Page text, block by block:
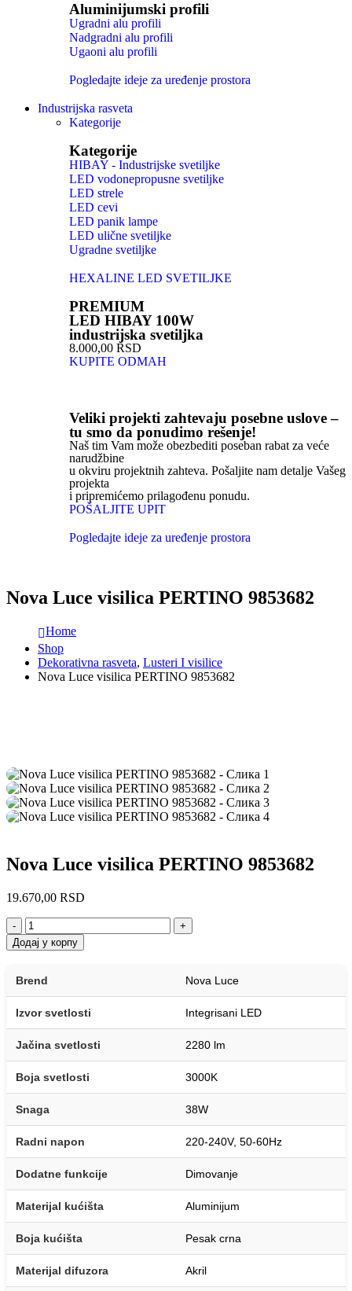
Aluminijumski profili
Ugradni alu profili
Nadgradni alu profili
Ugaoni alu profili
Pogledajte ideje za uređenje prostora
Industrijska rasveta
Kategorije
Kategorije
HIBAY - Industrijske svetiljke
LED vodonepropusne svetiljke
LED strele
LED cevi
LED panik lampe
LED ulične svetiljke
Ugradne svetiljke
HEXALINE LED SVETILJKE
PREMIUM
LED HIBAY 100W
industrijska svetiljka
8.000,00 RSD
KUPITE ODMAH
Veliki projekti zahtevaju posebne uslove –
tu smo da ponudimo rešenje!
Naš tim Vam može obezbediti poseban rabat za veće
narudžbine
u okviru projektnih zahteva. Pošaljite nam detalje Vašeg
projekta
i pripremićemo prilagođenu ponudu.
POŠALJITE UPIT
Pogledajte ideje za uređenje prostora
Nova Luce visilica PERTINO 9853682
Home
Shop
Dekorativna rasveta, Lusteri I visilice
Nova Luce visilica PERTINO 9853682
Nova Luce visilica PERTINO 9853682
19.670,00 RSD
-
+
Додај у корпу
Brend Nova Luce
Izvor svetlosti Integrisani LED
Jačina svetlosti 2280 lm
Boja svetlosti 3000K
Snaga 38W
Radni napon 220-240V, 50-60Hz
Dodatne funkcije Dimovanje
Materijal kućišta Aluminijum
Boja kućišta Pesak crna
Materijal difuzora Akril